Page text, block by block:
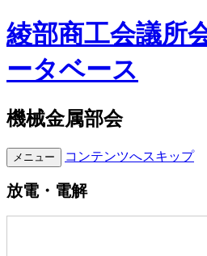
綾部商工会議所
ータベース
機械金属部会
メニュー コンテンツへスキップ
放電・電解